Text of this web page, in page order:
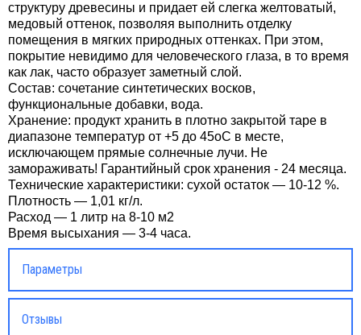
структуру древесины и придает ей слегка желтоватый,
медовый оттенок, позволяя выполнить отделку
помещения в мягких природных оттенках. При этом,
покрытие невидимо для человеческого глаза, в то время
как лак, часто образует заметный слой.
Состав: сочетание синтетических восков,
функциональные добавки, вода.
Хранение: продукт хранить в плотно закрытой таре в
диапазоне температур от +5 до 45оС в месте,
исключающем прямые солнечные лучи. Не
замораживать! Гарантийный срок хранения - 24 месяца.
Технические характеристики: сухой остаток — 10-12 %.
Плотность — 1,01 кг/л.
Расход — 1 литр на 8-10 м2
Время высыхания — 3-4 часа.
Параметры
Отзывы